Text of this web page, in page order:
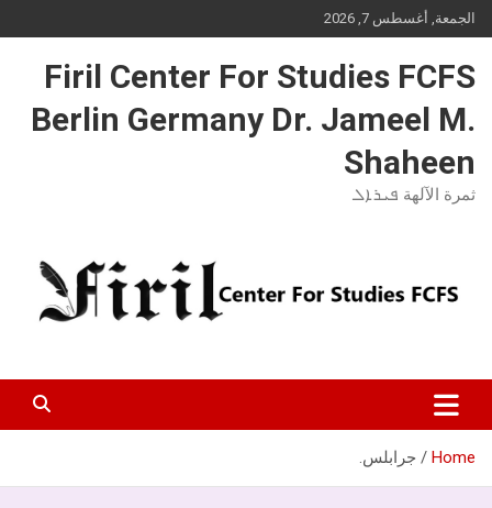
Skip
to
الجمعة, أغسطس 7, 2026
Firil Center For Studies FCFS
Berlin Germany Dr. Jameel M.
Shaheen
ثمرة الآلهة ܦܝܪܐܠ
Home جرابلس.